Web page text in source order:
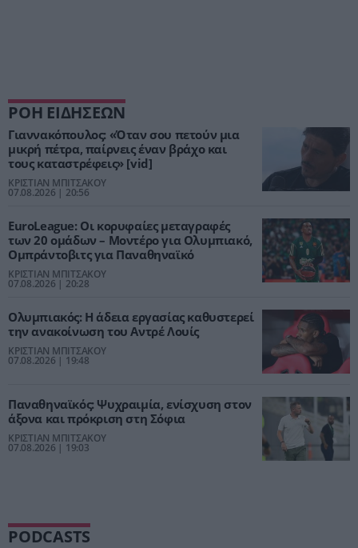
ΡΟΗ ΕΙΔΗΣΕΩΝ
Γιαννακόπουλος: «Όταν σου πετούν μια
μικρή πέτρα, παίρνεις έναν βράχο και
τους καταστρέφεις» [vid]
ΚΡΙΣΤΙΑΝ ΜΠΙΤΣΑΚΟΥ
07.08.2026 | 20:56
EuroLeague: Οι κορυφαίες μεταγραφές
των 20 ομάδων – Μοντέρο για Ολυμπιακό,
Ομπράντοβιτς για Παναθηναϊκό
ΚΡΙΣΤΙΑΝ ΜΠΙΤΣΑΚΟΥ
07.08.2026 | 20:28
Ολυμπιακός: Η άδεια εργασίας καθυστερεί
την ανακοίνωση του Αντρέ Λουίς
ΚΡΙΣΤΙΑΝ ΜΠΙΤΣΑΚΟΥ
07.08.2026 | 19:48
Παναθηναϊκός: Ψυχραιμία, ενίσχυση στον
άξονα και πρόκριση στη Σόφια
ΚΡΙΣΤΙΑΝ ΜΠΙΤΣΑΚΟΥ
07.08.2026 | 19:03
PODCASTS